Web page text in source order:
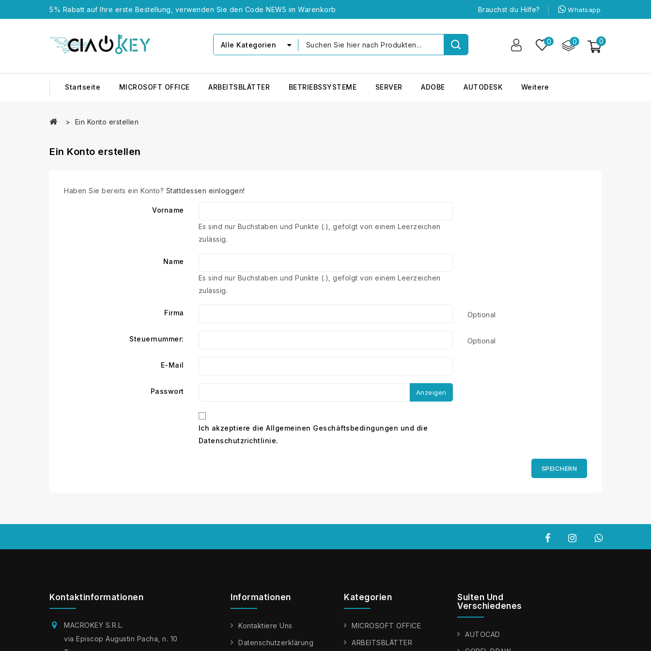
5% Rabatt auf Ihre erste Bestellung, verwenden Sie den Code NEW5 im Warenkorb Whatsapp
Brauchst du Hilfe?
0
0
0
Alle Kategorien
Startseite MICROSOFT OFFICE ARBEITSBLÄTTER BETRIEBSSYSTEME SERVER ADOBE AUTODESK Weitere
Ein Konto erstellen
Ein Konto erstellen
Haben Sie bereits ein Konto? Stattdessen einloggen!
Vorname
Es sind nur Buchstaben und Punkte (.), gefolgt von einem Leerzeichen
zulässig.
Name
Es sind nur Buchstaben und Punkte (.), gefolgt von einem Leerzeichen
zulässig.
Firma Optional
Steuernummer: Optional
E-Mail
Passwort Anzeigen
Ich akzeptiere die Allgemeinen Geschäftsbedingungen und die
Datenschutzrichtlinie.
SPEICHERN
Kontaktinformationen
MACROKEY S.R.L.
via Episcop Augustin Pacha, n. 10
Informationen
Kontaktiere Uns
Datenschutzerklärung
Kategorien
MICROSOFT OFFICE
ARBEITSBLÄTTER
Suiten Und
Verschiedenes
AUTOCAD